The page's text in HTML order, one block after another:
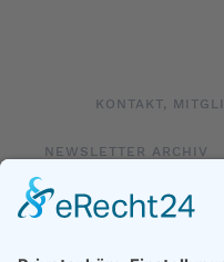
KONTAKT,
NEWSLETTER ARCHIV
LOGIN